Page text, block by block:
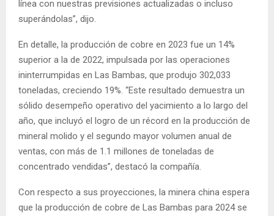
línea con nuestras previsiones actualizadas o incluso
superándolas”, dijo.
En detalle, la producción de cobre en 2023 fue un 14%
superior a la de 2022, impulsada por las operaciones
ininterrumpidas en Las Bambas, que produjo 302,033
toneladas, creciendo 19%. “Este resultado demuestra un
sólido desempeño operativo del yacimiento a lo largo del
año, que incluyó el logro de un récord en la producción de
mineral molido y el segundo mayor volumen anual de
ventas, con más de 1.1 millones de toneladas de
concentrado vendidas”, destacó la compañía.
Con respecto a sus proyecciones, la minera china espera
que la producción de cobre de Las Bambas para 2024 se